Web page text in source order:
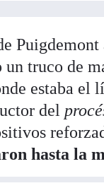
un truco de
estaba el
del
hasta la